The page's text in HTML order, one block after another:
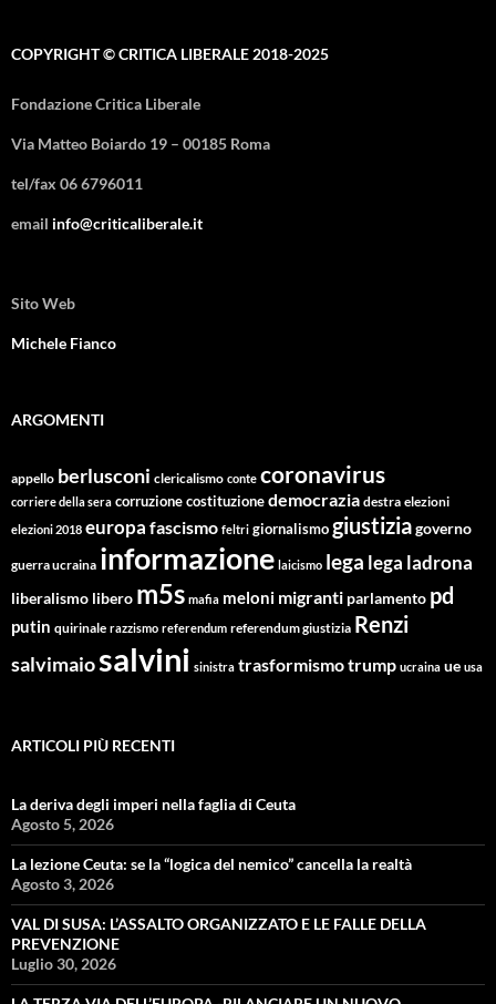
COPYRIGHT © CRITICA LIBERALE 2018-2025
Fondazione Critica Liberale
Via Matteo Boiardo 19 – 00185 Roma
tel/fax 06 6796011
email info@criticaliberale.it
Sito Web
Michele Fianco
ARGOMENTI
appello berlusconi clericalismo conte coronavirus
corriere della sera corruzionecostituzionedemocrazia destra elezioni
elezioni 2018 europa fascismo feltri giornalismogiustiziagoverno
guerra ucraina informazione laicismo lega lega ladrona
liberalismo libero m5s mafia meloni migranti parlamento pd
putin quirinale razzismo referendum referendum giustizia Renzi
salvimaiosalvini sinistra trasformismotrump ucraina ue usa
ARTICOLI PIÙ RECENTI
La deriva degli imperi nella faglia di Ceuta
Agosto 5, 2026
La lezione Ceuta: se la “logica del nemico” cancella la realtà
Agosto 3, 2026
VAL DI SUSA: L’ASSALTO ORGANIZZATO E LE FALLE DELLA
PREVENZIONE
Luglio 30, 2026